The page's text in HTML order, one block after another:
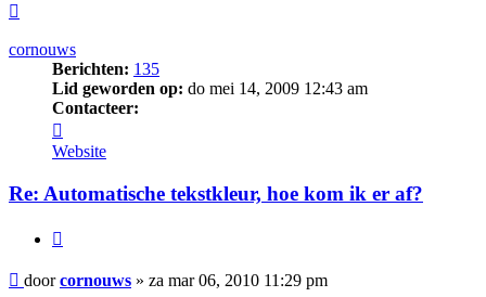
cornouws
Berichten: 135
Lid geworden op: do mei 14, 2009 12:43 am
Contacteer:
cornouws
Website
Re: Automatische tekstkleur, hoe kom ik er af?
Bericht
doorcornouws » za mar 06, 2010 11:29 pm